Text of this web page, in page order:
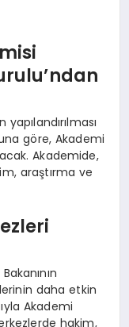
göre, Akademi
Akademide,
araştırma ve
daha etkin
Akademi
hakim,